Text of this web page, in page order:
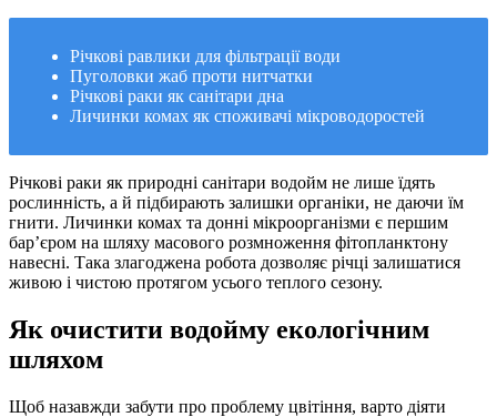
Річкові равлики для фільтрації води
Пуголовки жаб проти нитчатки
Річкові раки як санітари дна
Личинки комах як споживачі мікроводоростей
Річкові раки як природні санітари водойм не лише їдять
рослинність, а й підбирають залишки органіки, не даючи їм
гнити. Личинки комах та донні мікроорганізми є першим
бар’єром на шляху масового розмноження фітопланктону
навесні. Така злагоджена робота дозволяє річці залишатися
живою і чистою протягом усього теплого сезону.
Як очистити водойму екологічним
шляхом
Щоб назавжди забути про проблему цвітіння, варто діяти